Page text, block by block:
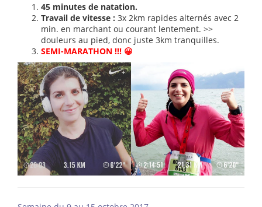
45 minutes de natation.
Travail de vitesse : 3x 2km rapides alternés avec 2
min. en marchant ou courant lentement. >>
douleurs au pied, donc juste 3km tranquilles.
SEMI-MARATHON !!! 😀